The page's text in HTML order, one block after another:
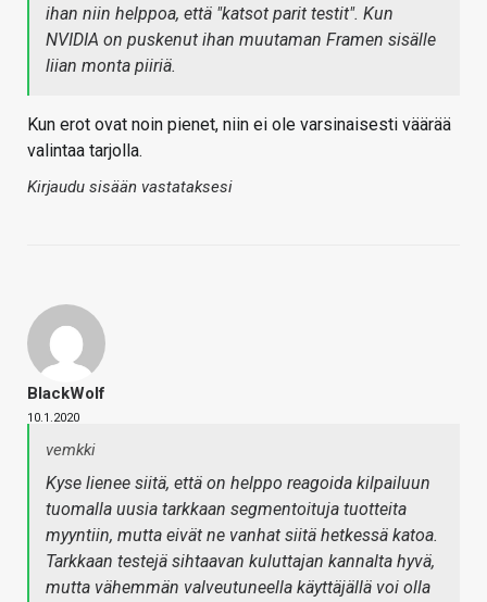
ihan niin helppoa, että "katsot parit testit". Kun
NVIDIA on puskenut ihan muutaman Framen sisälle
liian monta piiriä.
Kun erot ovat noin pienet, niin ei ole varsinaisesti väärää
valintaa tarjolla.
Kirjaudu sisään vastataksesi
BlackWolf
10.1.2020
vemkki
Kyse lienee siitä, että on helppo reagoida kilpailuun
tuomalla uusia tarkkaan segmentoituja tuotteita
myyntiin, mutta eivät ne vanhat siitä hetkessä katoa.
Tarkkaan testejä sihtaavan kuluttajan kannalta hyvä,
mutta vähemmän valveutuneella käyttäjällä voi olla